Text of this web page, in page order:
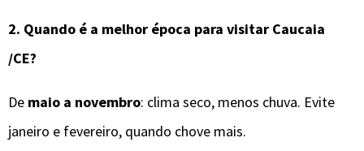
2. Quando é a melhor época para visitar Caucaia
/CE?
De maio a novembro: clima seco, menos chuva. Evite
janeiro e fevereiro, quando chove mais.